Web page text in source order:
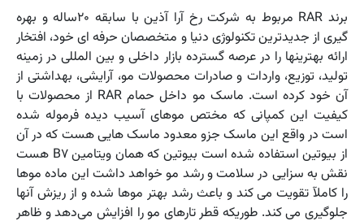
برند RAR مربوط به شرکت رخ آرا آذین با سابقه 20ساله و بهره
گیری از جدیدترین تکنولوژی دنیا و متخصصان حرفه ای خود، افتخار
ارائه بهترینها را در عرصه گسترده بازار داخلی و بین المللی در زمینه
تولید، توزیع، واردات و صادرات محصولات مو، آرایشی، بهداشتی از
آن خود کرده است. ماسک مو داخل حمام RAR از محصولات با
کیفیت این کمپانی که مختص موهای آسیب دیده فرموله شده
است در واقع این ماسک جزو معدود ماسک هایی هست که در آن
از بیوتین استفاده شده است بیوتین که همان ویتامین B7 هست
نقش به سزایی در سلامت و رشد مو خواهد داشت این ماده موها
را کاملآ تقویت می کند و باعث رشد بهتر موها شده و از ریزش آنها
جلوگیری می کند. طوریکه قطر تارهای مو را افزایش می‌دهد و ظاهر